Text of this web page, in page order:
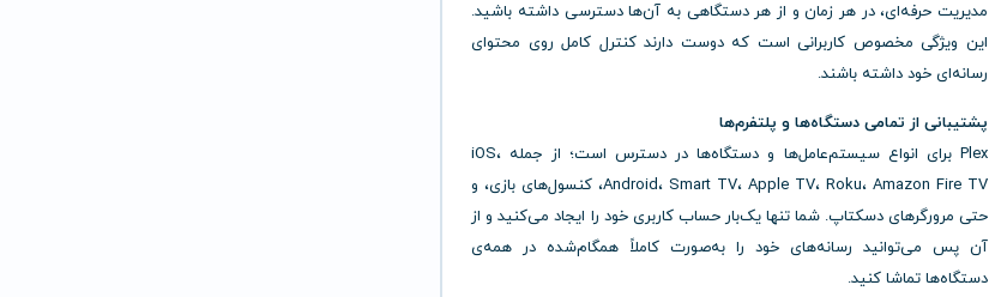
مدیریت حرفه‌ای، در هر زمان و از هر دستگاهی به آن‌ها دسترسی داشته باشید.
این ویژگی مخصوص کاربرانی است که دوست دارند کنترل کامل روی محتوای
رسانه‌ای خود داشته باشند.
پشتیبانی از تمامی دستگاه‌ها و پلتفرم‌ها
Plex برای انواع سیستم‌عامل‌ها و دستگاه‌ها در دسترس است؛ از جمله iOS،
Android، Smart TV، Apple TV، Roku، Amazon Fire TV، کنسول‌های بازی، و
حتی مرورگرهای دسکتاپ. شما تنها یک‌بار حساب کاربری خود را ایجاد می‌کنید و از
آن پس می‌توانید رسانه‌های خود را به‌صورت کاملاً همگام‌شده در همه‌ی
دستگاه‌ها تماشا کنید.